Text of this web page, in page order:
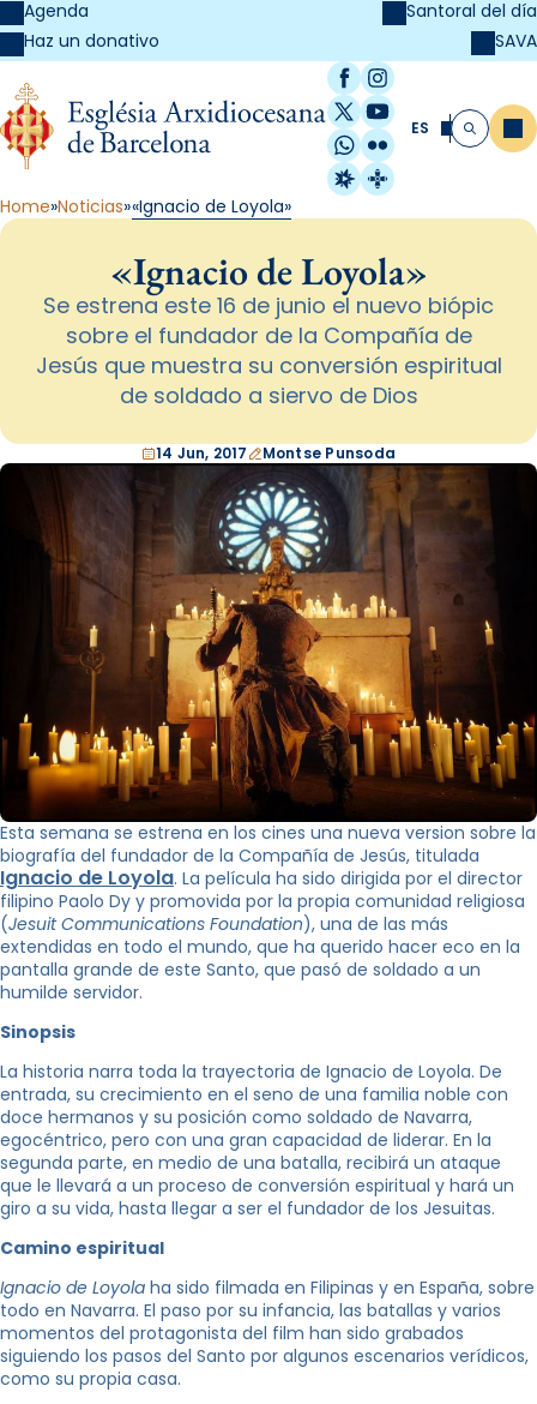
Agenda
Haz un donativo
Santoral del día
SAVA
Facebook
Instagram
X / Twitter
YouTube
WhatsApp
Flickr
Radio Estel
Catalunya
ES Buscar
Home Noticias «Ignacio de Loyola»
«Ignacio de Loyola»
Se estrena este 16 de junio el nuevo biópic
sobre el fundador de la Compañía de
Jesús que muestra su conversión espiritual
de soldado a siervo de Dios
14 Jun, 2017 Montse Punsoda
Esta semana se estrena en los cines una nueva version sobre la
biografía del fundador de la Compañía de Jesús, titulada
Ignacio de Loyola. La película ha sido dirigida por el director
filipino Paolo Dy y promovida por la propia comunidad religiosa
(Jesuit Communications Foundation), una de las más
extendidas en todo el mundo, que ha querido hacer eco en la
pantalla grande de este Santo, que pasó de soldado a un
humilde servidor.
Sinopsis
La historia narra toda la trayectoria de Ignacio de Loyola. De
entrada, su crecimiento en el seno de una familia noble con
doce hermanos y su posición como soldado de Navarra,
egocéntrico, pero con una gran capacidad de liderar. En la
segunda parte, en medio de una batalla, recibirá un ataque
que le llevará a un proceso de conversión espiritual y hará un
giro a su vida, hasta llegar a ser el fundador de los Jesuitas.
Camino espiritual
Ignacio de Loyola ha sido filmada en Filipinas y en España, sobre
todo en Navarra. El paso por su infancia, las batallas y varios
momentos del protagonista del film han sido grabados
siguiendo los pasos del Santo por algunos escenarios verídicos,
como su propia casa.